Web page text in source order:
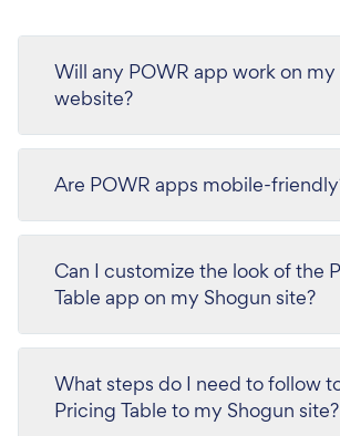
Will any POWR app work on my
website?
Are POWR apps mobile-
Can I customize the look of the
Table app on my Shogun site?
What steps do I need to follow
Pricing Table to my Shogun site?